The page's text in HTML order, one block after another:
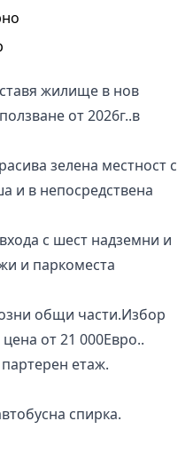
жилище в нов
от 2026г..в
зелена местност с
и в непосредствена
с шест надземни и
и паркоместа
общи части.Избор
от 21 000Евро..
етаж.
спирка.